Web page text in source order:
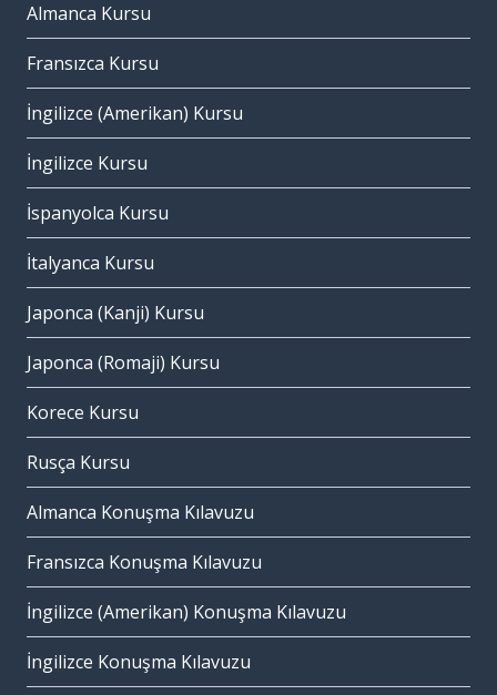
Almanca Kursu
Fransızca Kursu
İngilizce (Amerikan) Kursu
İngilizce Kursu
İspanyolca Kursu
İtalyanca Kursu
Japonca (Kanji) Kursu
Japonca (Romaji) Kursu
Korece Kursu
Rusça Kursu
Almanca Konuşma Kılavuzu
Fransızca Konuşma Kılavuzu
İngilizce (Amerikan) Konuşma Kılavuzu
İngilizce Konuşma Kılavuzu